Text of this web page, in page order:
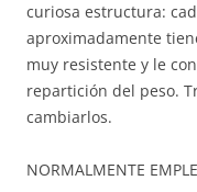
curiosa estructura:
aproximadamente
muy resistente y le
repartición del peso.
cambiarlos.
NORMALMENTE